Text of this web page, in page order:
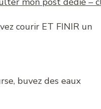
courir ET FINIR un
buvez des eaux